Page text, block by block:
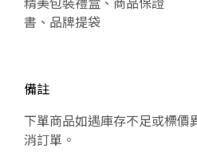
書、品牌提袋
備註
下單商品如遇庫存不足或標價
消訂單。